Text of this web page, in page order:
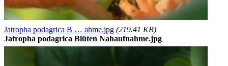
Jatropha podagrica B … ahme.jpg (219.41 KB)
Jatropha podagrica Blüten Nahaufnahme.jpg